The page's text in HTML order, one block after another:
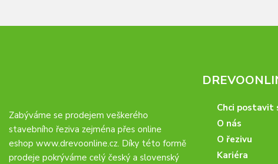
Zabýváme se prodejem veškerého
stavebního řeziva zejména přes online
eshop www.drevoonline.cz. Díky této formě
prodeje pokrýváme celý český a slovenský
Chci postavit
O nás
O řezivu
Kariéra